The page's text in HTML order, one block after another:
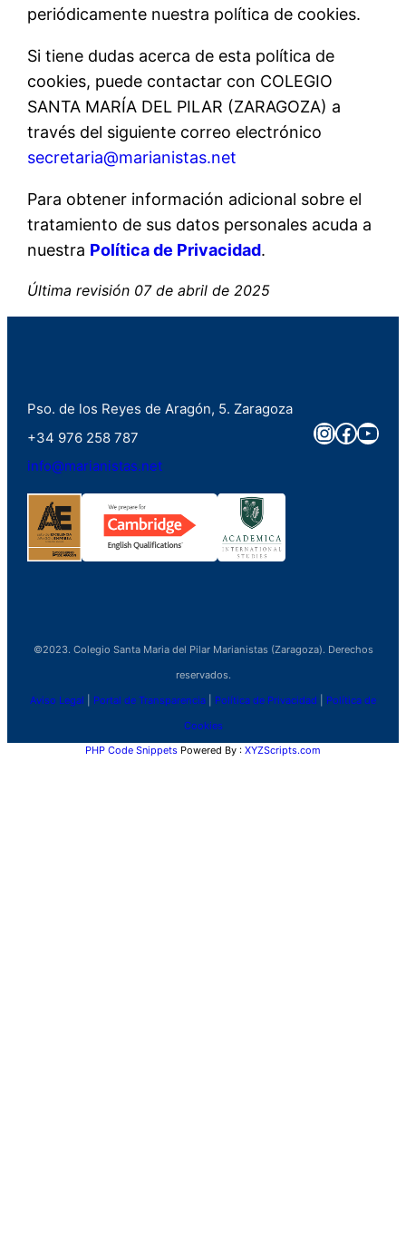
periódicamente nuestra política de cookies.
Si tiene dudas acerca de esta política de
cookies, puede contactar con COLEGIO
SANTA MARÍA DEL PILAR (ZARAGOZA) a
través del siguiente correo electrónico
secretaria@marianistas.net
Para obtener información adicional sobre el
tratamiento de sus datos personales acuda a
nuestra Política de Privacidad.
Última revisión 07 de abril de 2025
Pso. de los Reyes de Aragón, 5. Zaragoza
+34 976 258 787
info@marianistas.net
©2023. Colegio Santa Maria del Pilar Marianistas (Zaragoza). Derechos
reservados.
Aviso Legal Portal de Transparencia Política de Privacidad Política de
Cookies
PHP Code Snippets Powered By : XYZScripts.com